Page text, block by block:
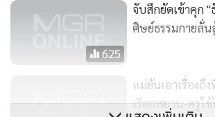
625
จับสึกยัดเข้าคุก
ศิษย์ธรรมกายลั่น
แม่ยันเอาเรื่องถึ
เรียกพยาน-ครูใ